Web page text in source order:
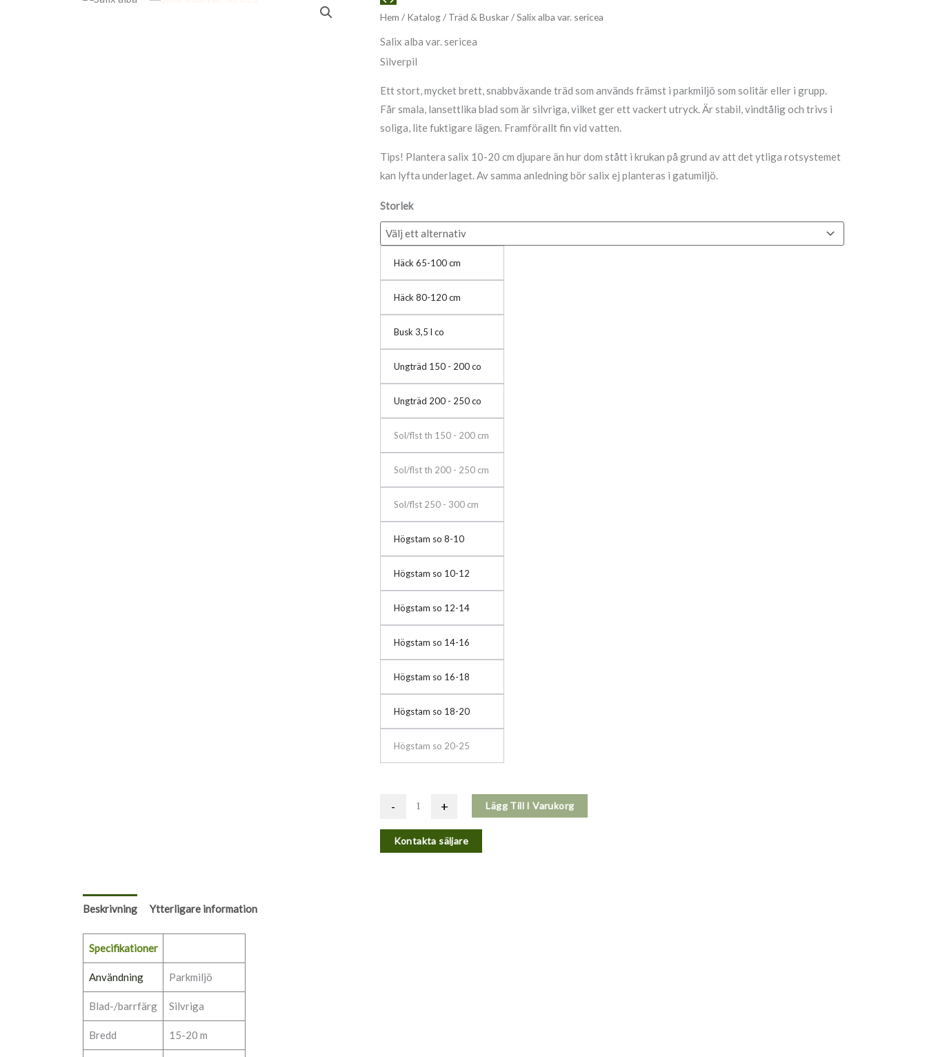
Hem / Katalog/ Träd & Buskar/ Salix alba var. sericea
Salix alba var. sericea
Silverpil
Ett stort, mycket brett, snabbväxande träd som används främst i parkmiljö som solitär eller i grupp.
Får smala, lansettlika blad som är silvriga, vilket ger ett vackert utryck. Är stabil, vindtålig och trivs i
soliga, lite fuktigare lägen. Framförallt fin vid vatten.
Tips! Plantera salix 10-20 cm djupare än hur dom stått i krukan på grund av att det ytliga rotsystemet
kan lyfta underlaget. Av samma anledning bör salix ej planteras i gatumiljö.
Storlek
Häck 65-100 cm
Häck 80-120 cm
Busk 3,5 l co
Ungträd 150 - 200 co
Ungträd 200 - 250 co
Sol/flst th 150 - 200 cm
Sol/flst th 200 - 250 cm
Sol/flst 250 - 300 cm
Högstam so 8-10
Högstam so 10-12
Högstam so 12-14
Högstam so 14-16
Högstam so 16-18
Högstam so 18-20
Högstam so 20-25
-
alba
var.
+ Lägg Till I Varukorg
Kontakta säljare
Beskrivning Ytterligare information
Specifikationer
Användning Parkmiljö
Blad-/barrfärg Silvriga
Bredd 15-20 m